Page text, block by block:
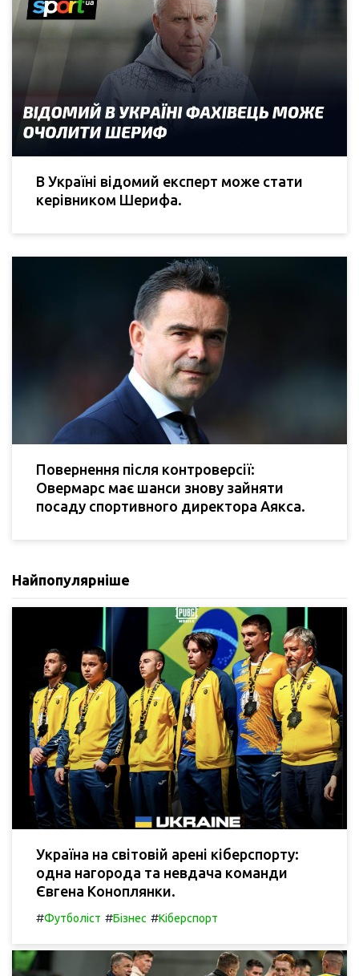
В Україні відомий експерт може стати
керівником Шерифа.
Повернення після контроверсії:
Овермарс має шанси знову зайняти
посаду спортивного директора Аякса.
Найпопулярніше
Україна на світовій арені кіберспорту:
одна нагорода та невдача команди
Євгена Коноплянки.
#Футболіст #Бізнес #Кіберспорт